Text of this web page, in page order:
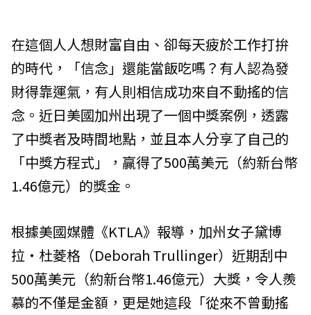
在這個人人想財富自由、卻每天疲於工作打拚
的時代，「信念」還能當飯吃嗎？有人認為發
財得靠運氣，有人則相信成功來自不動搖的信
念。近日美國加州出現了一個中獎案例，透露
了中獎者及時間地點，並且本人分享了自己的
「中獎方程式」，贏得了500萬美元（約新台幣
1.46億元）的獎金。
根據美國媒體《KTLA》報導，加州女子黛博
拉‧杜菱格（Deborah Trullinger）近期刮中
500萬美元（約新台幣1.46億元）大獎，令人羨
慕的不僅是金額，更是她這段「從來不曾動搖